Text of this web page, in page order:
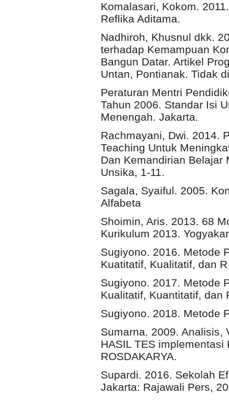
Komalasari, Kokom.
Reflika Aditama.
Nadhiroh, Khusnul dkk.
terhadap Kemampuan
Bangun Datar. Artikel
Untan, Pontianak. Tidak
Peraturan Mentri
Tahun 2006. Standar Isi
Menengah. Jakarta.
Rachmayani, Dwi. 2014.
Teaching Untuk
Dan Kemandirian Belajar
Unsika, 1-11.
Sagala, Syaiful. 2005.
Alfabeta
Shoimin, Aris. 2013. 68
Kurikulum 2013.
Sugiyono. 2016. Metode
Kuatitatif, Kualitatif, dan
Sugiyono. 2017. Metode
Kualitatif, Kuantitatif, dan
Sugiyono. 2018. Metode
Sumarna. 2009. Analisis,
HASIL TES
ROSDAKARYA.
Supardi. 2016. Sekolah
Jakarta: Rajawali Pers,